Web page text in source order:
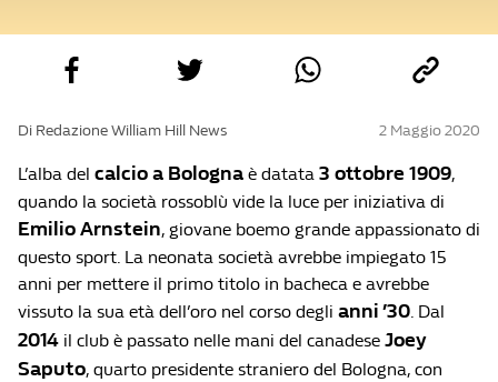
Di Redazione William Hill News 2 Maggio 2020
L’alba del calcio a Bologna è datata 3 ottobre 1909,
quando la società rossoblù vide la luce per iniziativa di
Emilio Arnstein, giovane boemo grande appassionato di
questo sport. La neonata società avrebbe impiegato 15
anni per mettere il primo titolo in bacheca e avrebbe
vissuto la sua età dell’oro nel corso degli anni ’30. Dal
2014 il club è passato nelle mani del canadese Joey
Saputo, quarto presidente straniero del Bologna, con